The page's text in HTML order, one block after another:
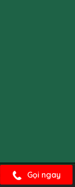
Gọi ngay